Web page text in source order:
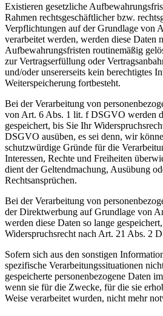
Existieren gesetzliche
Rahmen rechtsgeschäftlicher bzw.
Verpflichtungen auf der Grundlage von
verarbeitet werden, werden diese Daten
Aufbewahrungsfristen routinemäßig
zur Vertragserfüllung oder
und/oder unsererseits kein berechtigtes
Weiterspeicherung fortbesteht.
Bei der Verarbeitung von
von Art. 6 Abs. 1 lit. f DSGVO werden
gespeichert, bis Sie Ihr
DSGVO ausüben, es sei denn, wir
schutzwürdige Gründe für die
Interessen, Rechte und Freiheiten
dient der Geltendmachung, Ausübung
Rechtsansprüchen.
Bei der Verarbeitung von
der Direktwerbung auf Grundlage von
werden diese Daten so lange
Widerspruchsrecht nach Art. 21 Abs. 2
Sofern sich aus den sonstigen
spezifische Verarbeitungssituationen
gespeicherte personenbezogene Daten
wenn sie für die Zwecke, für die sie
Weise verarbeitet wurden, nicht mehr